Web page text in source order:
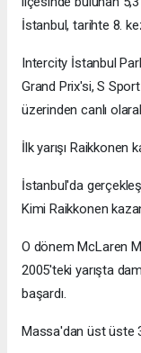
İstanbul, tarihte 8.
Intercity İstanbul
Grand Prix'si, S
üzerinden canlı
İlk yarışı Raikkonen
İstanbul'da
Kimi Raikkonen
O dönem McLaren
2005'teki yarışta
başardı.
Massa'dan üst üste